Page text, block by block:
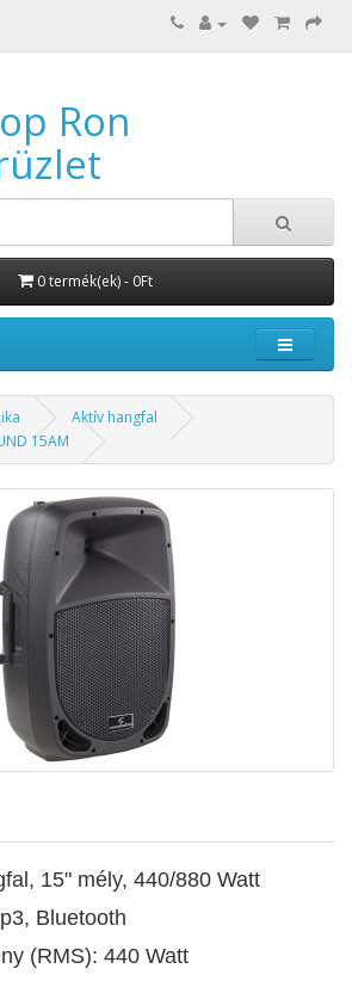
Ron
0 termék(ek) - 0Ft
Aktív hangfal
15AM
15" mély, 440/880 Watt
Bluetooth
(RMS): 440 Watt